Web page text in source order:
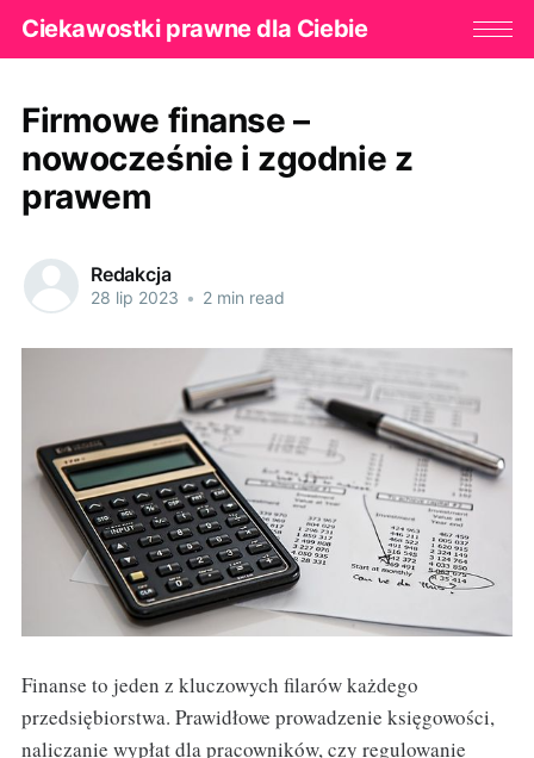
Ciekawostki prawne dla Ciebie
Firmowe finanse –
nowocześnie i zgodnie z
prawem
Redakcja
28 lip 2023 • 2 min read
Finanse to jeden z kluczowych filarów każdego
przedsiębiorstwa. Prawidłowe prowadzenie księgowości,
naliczanie wypłat dla pracowników, czy regulowanie